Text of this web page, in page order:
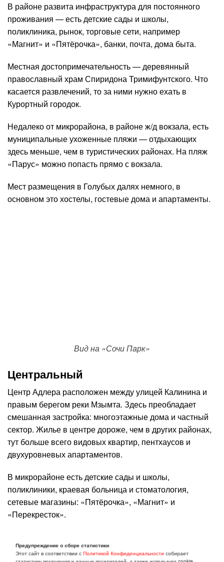
В районе развита инфраструктура для постоянного
проживания — есть детские сады и школы,
поликлиника, рынок, торговые сети, например
«Магнит» и «Пятёрочка», банки, почта, дома быта.
Местная достопримечательность — деревянный
православный храм Спиридона Тримифунтского. Что
касается развлечений, то за ними нужно ехать в
Курортный городок.
Недалеко от микрорайона, в районе ж/д вокзала, есть
муниципальные ухоженные пляжи — отдыхающих
здесь меньше, чем в туристических районах. На пляж
«Парус» можно попасть прямо с вокзала.
Мест размещения в Голубых далях немного, в
основном это хостелы, гостевые дома и апартаменты.
Вид на «Сочи Парк»
Центральный
Центр Адлера расположен между улицей Калинина и
правым берегом реки Мзымта. Здесь преобладает
смешанная застройка: многоэтажные дома и частный
сектор. Жилье в центре дороже, чем в других районах,
тут больше всего видовых квартир, пентхаусов и
двухуровневых апартаментов.
В микрорайоне есть детские сады и школы,
поликлиники, краевая больница и стоматология,
сетевые магазины: «Пятёрочка», «Магнит» и
«Перекресток».
автобусы и маршрутки, а прямо над домами идут на
Предупреждение о сборе статистики
Этот сайт в соответствии сПолитикой Конфиденциальности собирает